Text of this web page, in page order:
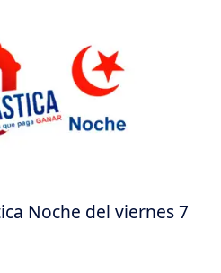
Noche del viernes 7